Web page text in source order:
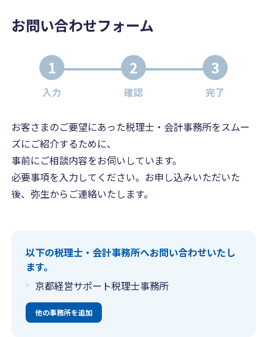
お問い合わせフォーム
1
入力
2
確認
3
完了
お客さまのご要望にあった税理士・会計事務所をスムー
ズにご紹介するために、
事前にご相談内容をお伺いしています。
必要事項を入力してください。お申し込みいただいた
後、弥生からご連絡いたします。
以下の税理士・会計事務所へお問い合わせいたし
ます。
京都経営サポート税理士事務所
他の事務所を追加